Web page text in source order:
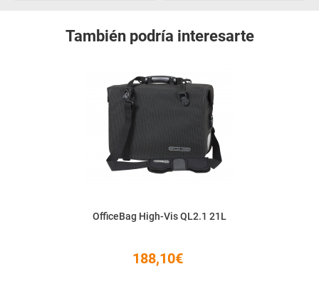
También podría interesarte
OfficeBag High-Vis QL2.1 21L
188,10€